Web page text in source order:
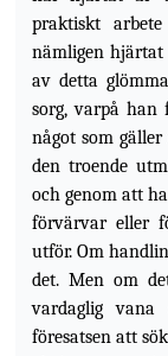
praktiskt
nämligen
av detta
sorg, varpå han
något som
den troende
och genom att
förvärvar eller
utför. Om
det. Men om
vardaglig
föresatsen att